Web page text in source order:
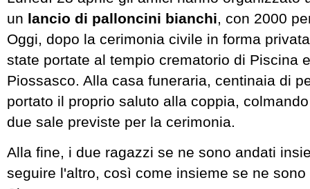
un lancio di palloncini bianchi, con 2000
Oggi, dopo la cerimonia civile in forma
state portate al tempio crematorio di Piscina
Piossasco. Alla casa funeraria, centinaia di
portato il proprio saluto alla coppia,
due sale previste per la cerimonia.
Alla fine, i due ragazzi se ne sono andati
seguire l'altro, così come insieme se ne